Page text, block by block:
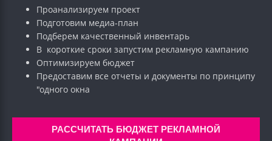
Проанализируем проект
Подготовим медиа-план
Подберем качественный инвентарь
В короткие сроки запустим рекламную кампанию
Оптимизируем бюджет
Предоставим все отчеты и документы по принципу
"одного окна
РАССЧИТАТЬ БЮДЖЕТ РЕКЛАМНОЙ